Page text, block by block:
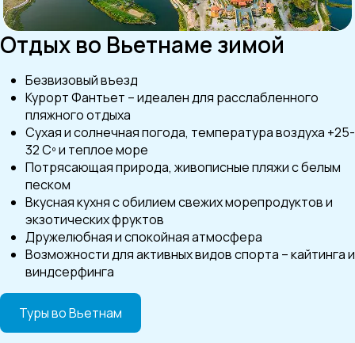
Отдых во Вьетнаме зимой
Безвизовый въезд
Курорт Фантьет – идеален для расслабленного
пляжного отдыха
Сухая и солнечная погода, температура воздуха +25-
32 Cº и теплое море
Потрясающая природа, живописные пляжи с белым
песком
Вкусная кухня с обилием свежих морепродуктов и
экзотических фруктов
Дружелюбная и спокойная атмосфера
Возможности для активных видов спорта – кайтинга и
виндсерфинга
Туры во Вьетнам